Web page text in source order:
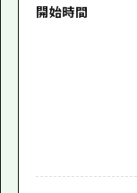
開始時間